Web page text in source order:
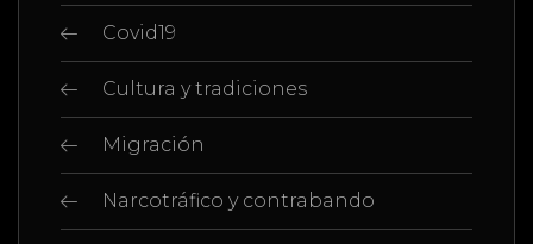
Covid19
Cultura y tradiciones
Migración
Narcotráfico y contrabando